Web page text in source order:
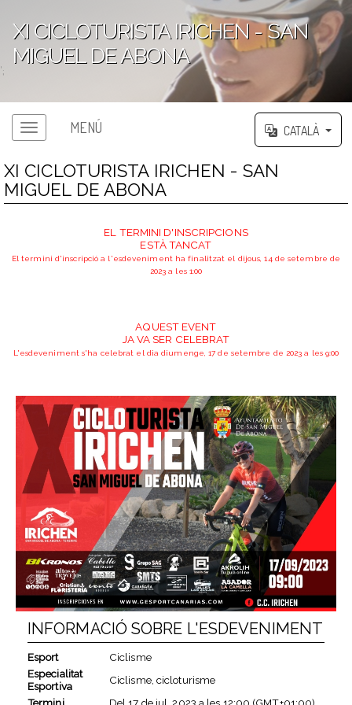
XI CICLOTURISTA IRICHEN - SAN
MIGUEL DE ABONA
';
MENÚ CATALÀ
XI CICLOTURISTA IRICHEN - SAN
MIGUEL DE ABONA
EL TERMINI D'INSCRIPCIONS
ESTÀ TANCAT
El termini d'inscripció a l'esdeveniment ha finalitzat el dijous, 14 de setembre de
2023 a les 1:00
AQUEST EVENT
JA VA SER CELEBRAT
L'esdeveniment s'ha celebrat el dia diumenge, 17 de setembre de 2023 a les 9:00
INFORMACIÓ SOBRE L'ESDEVENIMENT
Esport
Ciclisme
Especialitat
Esportiva
Ciclisme, cicloturisme
Termini
Del17 de jul. 2023 a les 12:00 (GMT+01:00)